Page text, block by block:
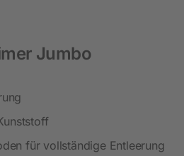
Jumbo
für vollständige Entleerung